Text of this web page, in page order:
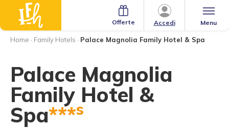
Menu
Accedi
Offerte
Home · Family Hotels · Palace Magnolia Family Hotel & Spa
Palace Magnolia
Family Hotel &
Spa***s